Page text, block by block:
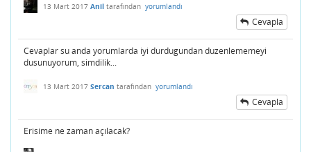
13 Mart 2017 Anil tarafından yorumlandı
Cevapla
Cevaplar su anda yorumlarda iyi durdugundan duzenlememeyi
dusunuyorum, simdilik...
13 Mart 2017 Sercan tarafından yorumlandı
Cevapla
Erisime ne zaman açılacak?